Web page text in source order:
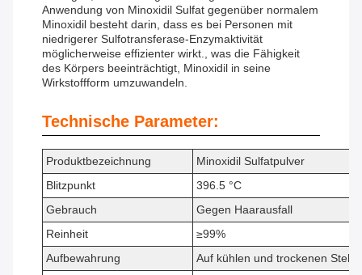
Anwendung von Minoxidil Sulfat gegenüber normalem
Minoxidil besteht darin, dass es bei Personen mit
niedrigerer Sulfotransferase-Enzymaktivität
möglicherweise effizienter wirkt., was die Fähigkeit
des Körpers beeinträchtigt, Minoxidil in seine
Wirkstoffform umzuwandeln.
Technische Parameter:
Produktbezeichnung
Minoxidil Sulfatpulver
Blitzpunkt
396.5 °C
Gebrauch
Gegen Haarausfall
Reinheit
≥99%
Aufbewahrung
Auf kühlen und trockenen